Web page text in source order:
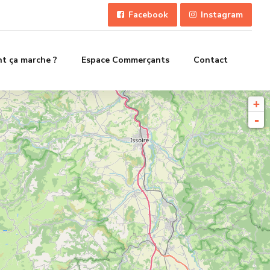
Facebook Instagram
ça marche ? Espace Commerçants Contact
+
-